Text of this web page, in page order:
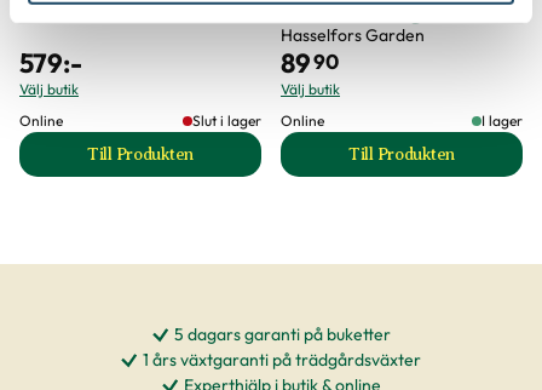
Felco
579:-
Välj butik
Online
Slut i lager
Till Produkten
till Sekatör Felco 4 produktsida
Hasselfors Garden
8990
Välj butik
Online
I lager
Till Produkten
till Hasselfors P-
5 dagars garanti på buketter
1 års växtgaranti på trädgårdsväxter
Experthjälp i butik & online